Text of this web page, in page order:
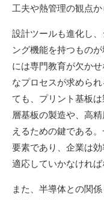
工夫や熱管理の観点か
設計ツールも進化し
ング機能を持つもの
には専門教育が欠か
なプロセスが求めら
ても、プリント基板
層基板の製造や、高
えるための鍵である
要素であり、企業は
適応していかなければ
また、半導体との関